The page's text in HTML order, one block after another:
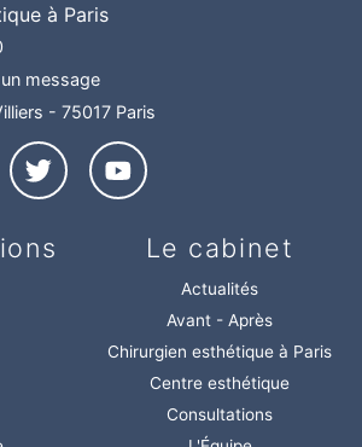
à Paris
message
- 75017 Paris
Le cabinet
Actualités
Avant - Après
Chirurgien esthétique à Paris
Centre esthétique
Consultations